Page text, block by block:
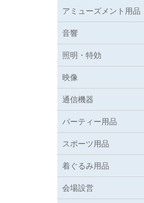
アミューズメント用品
音響
照明・特効
映像
通信機器
パーティー用品
スポーツ用品
着ぐるみ用品
会場設営